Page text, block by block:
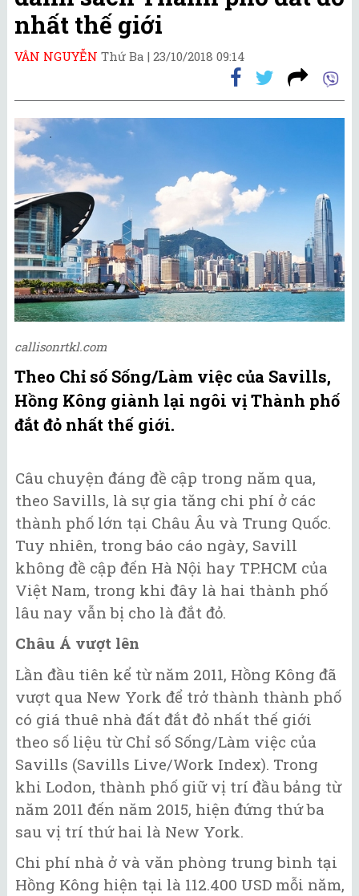
nhất thế giới
VÂN NGUYỄN Thứ Ba | 23/10/2018 09:14
callisonrtkl.com
Theo Chỉ số Sống/Làm việc của Savills,
Hồng Kông giành lại ngôi vị Thành phố
đắt đỏ nhất thế giới.
Câu chuyện đáng đề cập trong năm qua,
theo Savills, là sự gia tăng chi phí ở các
thành phố lớn tại Châu Âu và Trung Quốc.
Tuy nhiên, trong báo cáo ngày, Savill
không đề cập đến Hà Nội hay TP.HCM của
Việt Nam, trong khi đây là hai thành phố
lâu nay vẫn bị cho là đắt đỏ.
Châu Á vượt lên
Lần đầu tiên kể từ năm 2011, Hồng Kông đã
vượt qua New York để trở thành thành phố
có giá thuê nhà đất đắt đỏ nhất thế giới
theo số liệu từ Chỉ số Sống/Làm việc của
Savills (Savills Live/Work Index). Trong
khi Lodon, thành phố giữ vị trí đầu bảng từ
năm 2011 đến năm 2015, hiện đứng thứ ba
sau vị trí thứ hai là New York.
Chi phí nhà ở và văn phòng trung bình tại
Hồng Kông hiện tại là 112.400 USD mỗi năm,